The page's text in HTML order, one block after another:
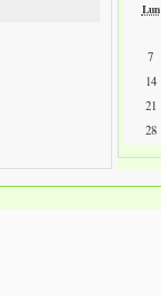
Lun
7
14
21
28